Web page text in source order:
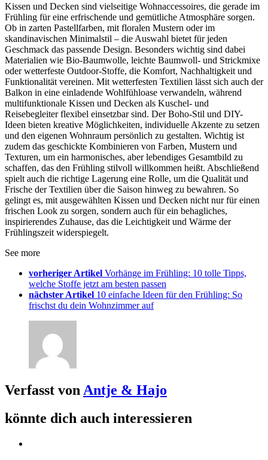
Kissen und Decken sind vielseitige Wohnaccessoires, die gerade im
Frühling für eine erfrischende und gemütliche Atmosphäre sorgen.
Ob in zarten Pastellfarben, mit floralen Mustern oder im
skandinavischen Minimalstil – die Auswahl bietet für jeden
Geschmack das passende Design. Besonders wichtig sind dabei
Materialien wie Bio-Baumwolle, leichte Baumwoll- und Strickmixe
oder wetterfeste Outdoor-Stoffe, die Komfort, Nachhaltigkeit und
Funktionalität vereinen. Mit wetterfesten Textilien lässt sich auch der
Balkon in eine einladende Wohlfühloase verwandeln, während
multifunktionale Kissen und Decken als Kuschel- und
Reisebegleiter flexibel einsetzbar sind. Der Boho-Stil und DIY-
Ideen bieten kreative Möglichkeiten, individuelle Akzente zu setzen
und den eigenen Wohnraum persönlich zu gestalten. Wichtig ist
zudem das geschickte Kombinieren von Farben, Mustern und
Texturen, um ein harmonisches, aber lebendiges Gesamtbild zu
schaffen, das den Frühling stilvoll willkommen heißt. Abschließend
spielt auch die richtige Lagerung eine Rolle, um die Qualität und
Frische der Textilien über die Saison hinweg zu bewahren. So
gelingt es, mit ausgewählten Kissen und Decken nicht nur für einen
frischen Look zu sorgen, sondern auch für ein behagliches,
inspirierendes Zuhause, das die Leichtigkeit und Wärme der
Frühlingszeit widerspiegelt.
See more
vorheriger Artikel Vorhänge im Frühling: 10 tolle Tipps,
welche Stoffe jetzt am besten passen
nächster Artikel 10 einfache Ideen für den Frühling: So
frischst du dein Wohnzimmer auf
Verfasst vonAntje & Hajo
könnte dich auch interessieren